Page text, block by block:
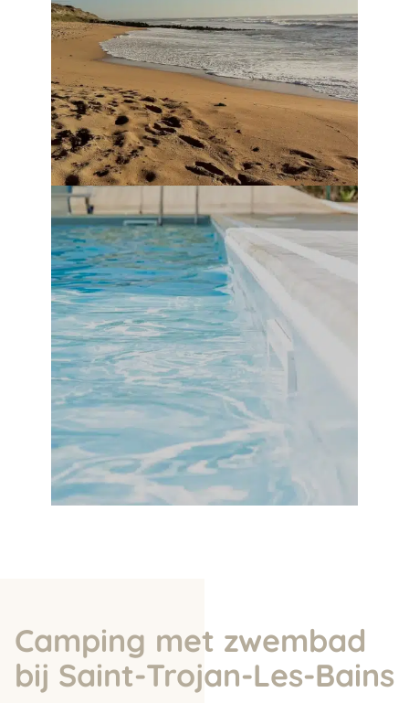
Camping met zwembad
bij Saint-Trojan-Les-Bains